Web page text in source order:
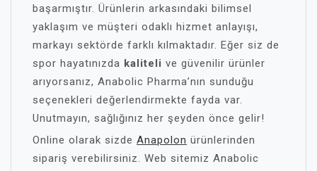
başarmıştır. Ürünlerin arkasındaki bilimsel
yaklaşım ve müşteri odaklı hizmet anlayışı,
markayı sektörde farklı kılmaktadır. Eğer siz de
spor hayatınızda kaliteli ve güvenilir ürünler
arıyorsanız, Anabolic Pharma’nın sunduğu
seçenekleri değerlendirmekte fayda var.
Unutmayın, sağlığınız her şeyden önce gelir!
Online olarak sizde Anapolon ürünlerinden
sipariş verebilirsiniz. Web sitemiz Anabolic